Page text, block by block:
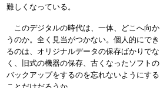
難しくなっている。
このデジタルの時代は、一体、どこへ向か
うのか。全く見当がつかない。個人的にでき
るのは、オリジナルデータの保存ばかりでな
く、旧式の機器の保存、古くなったソフトの
バックアップをするのを忘れないようにする